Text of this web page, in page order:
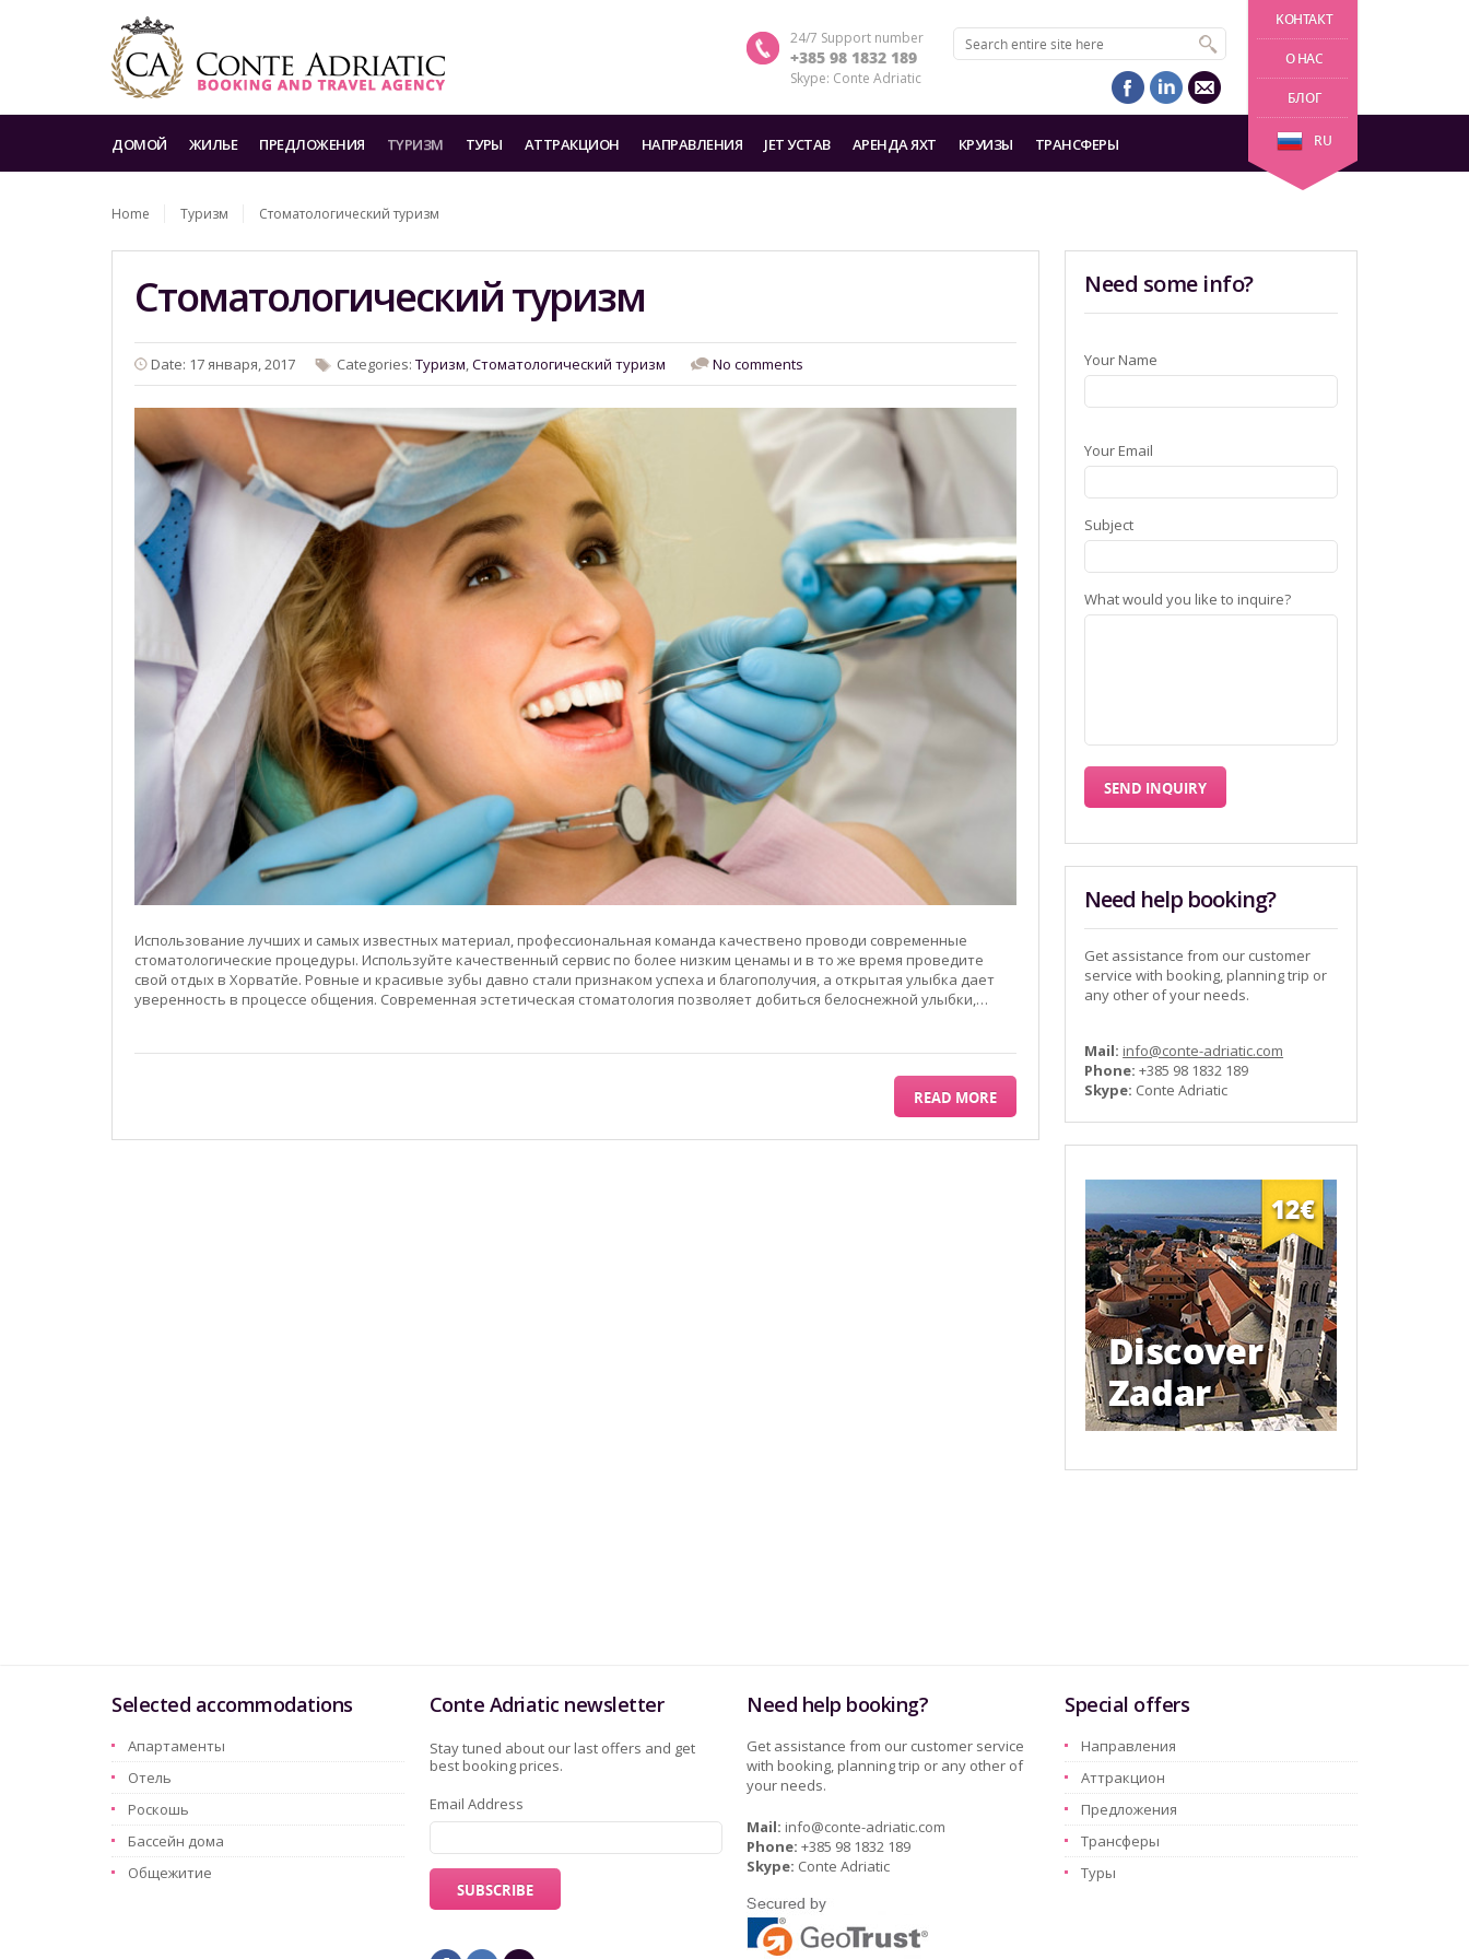
KОНТАКТ
О НАС
БЛОГ
RU
24/7 Support number
+385 98 1832 189
Skype: Conte Adriatic
ДОМОЙ ЖИЛЬЕ ПРЕДЛОЖЕНИЯ TYРИЗМ ТУРЫ AТТРАКЦИОН HАПРАВЛЕНИЯ JET УСТАВ АРЕНДА ЯХТ КРУИЗЫ ТРАНСФЕРЫ
Home Tyризм Стоматологический туризм
Стоматологический туризм
Date: 17 января, 2017 Categories: Tyризм,Стоматологический туризм No comments
Использование лучших и самых известных материал, профессиональная команда качествено проводи современные
стоматологические процедуры. Используйте качественный сервис по более низким ценамы и в то же время проведите
свой отдых в Хoрватйе. Ровные и красивые зубы давно стали признаком успеха и благополучия, а открытая улыбка дает
уверенность в процессе общения. Современная эстетическая стоматология позволяет добиться белоснежной улыбки,…
READ MORE
Need some info?
Your Name
Your Email
Subject
What would you like to inquire?
Need help booking?
Get assistance from our customer
service with booking, planning trip or
any other of your needs.
Mail: info@conte-adriatic.com
Phone: +385 98 1832 189
Skype: Conte Adriatic
Selected accommodations
Aпартаменты
Oтель
Pоскошь
Бассейн дома
Oбщежитие
Conte Adriatic newsletter
Stay tuned about our last offers and get
best booking prices.
Email Address
Need help booking?
Get assistance from our customer service
with booking, planning trip or any other of
your needs.
Mail: info@conte-adriatic.com
Phone: +385 98 1832 189
Skype: Conte Adriatic
Special offers
Hаправления
Aттракцион
Предложения
Трансферы
Туры